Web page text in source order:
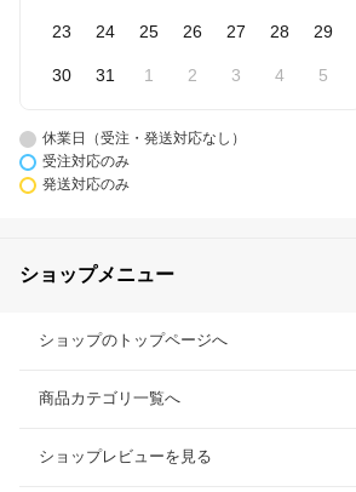
23 24 25 26 27 28 29
30 31 1 2 3 4 5
休業日（受注・発送対応なし）
受注対応のみ
発送対応のみ
ショップメニュー
ショップのトップページへ
商品カテゴリ一覧へ
ショップレビューを見る